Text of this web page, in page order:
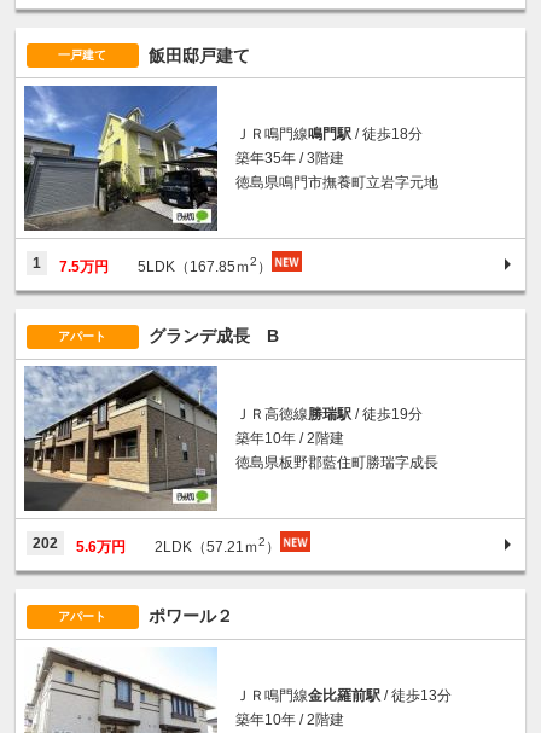
一戸建て 飯田邸戸建て
ＪＲ鳴門線鳴門駅 / 徒歩18分
築年35年 / 3階建
徳島県鳴門市撫養町立岩字元地
1 7.5万円 5LDK（167.85ｍ2 ）
アパート グランデ成長 B
ＪＲ高徳線勝瑞駅 / 徒歩19分
築年10年 / 2階建
徳島県板野郡藍住町勝瑞字成長
202 5.6万円 2LDK（57.21ｍ2 ）
アパート ポワール２
ＪＲ鳴門線金比羅前駅 / 徒歩13分
築年10年 / 2階建